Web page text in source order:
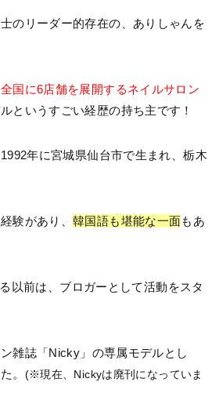
のリーダー的存在の、ありしゃんを
全国に6店舗を展開するネイルサロン
というすごい経歴の持ち主です！
年に宮城県仙台市で生まれ、栃木
験があり、韓国語も堪能な一面もあ
以前は、ブロガーとして活動をスタ
雑誌「Nicky」の専属モデルとし
。 (※現在、Nickyは廃刊になっていま